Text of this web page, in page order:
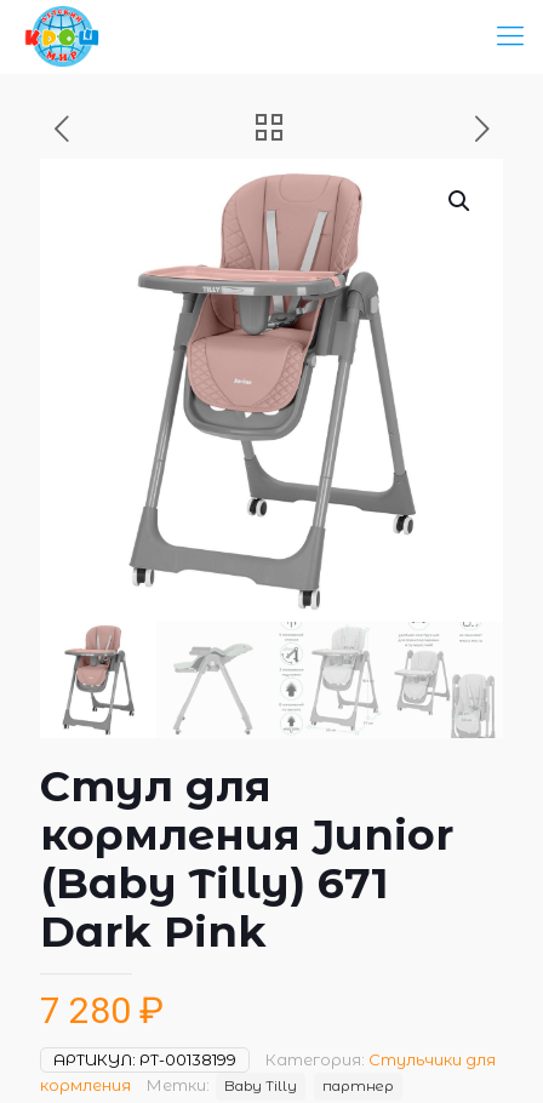
Стул для
кормления Junior
(Baby Tilly) 671
Dark Pink
7 280 ₽
АРТИКУЛ: РТ-00138199 Категория: Стульчики для
кормления
Метки: Baby Tilly партнер